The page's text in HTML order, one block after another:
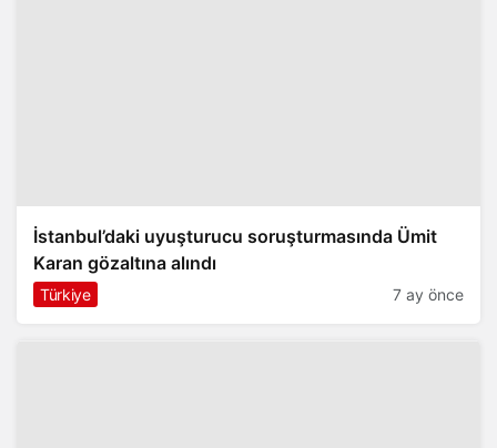
İstanbul’daki uyuşturucu soruşturmasında Ümit
Karan gözaltına alındı
Türkiye 7 ay önce